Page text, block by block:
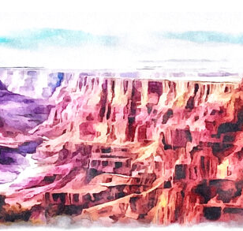
日
: